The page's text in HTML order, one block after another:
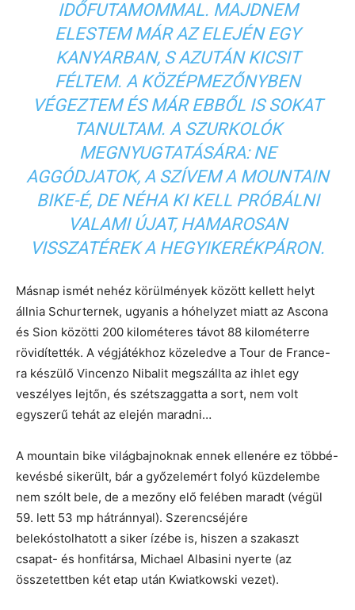
IDŐFUTAMOMMAL. MAJDNEM
ELESTEM MÁR AZ ELEJÉN EGY
KANYARBAN, S AZUTÁN KICSIT
FÉLTEM. A KÖZÉPMEZŐNYBEN
VÉGEZTEM ÉS MÁR EBBŐL IS SOKAT
TANULTAM. A SZURKOLÓK
MEGNYUGTATÁSÁRA: NE
AGGÓDJATOK, A SZÍVEM A MOUNTAIN
BIKE-É, DE NÉHA KI KELL PRÓBÁLNI
VALAMI ÚJAT, HAMAROSAN
VISSZATÉREK A HEGYIKERÉKPÁRON.
Másnap ismét nehéz körülmények között kellett helyt
állnia Schurternek, ugyanis a hóhelyzet miatt az Ascona
és Sion közötti 200 kilométeres távot 88 kilométerre
rövidítették. A végjátékhoz közeledve a Tour de France-
ra készülő Vincenzo Nibalit megszállta az ihlet egy
veszélyes lejtőn, és szétszaggatta a sort, nem volt
egyszerű tehát az elején maradni…
A mountain bike világbajnoknak ennek ellenére ez többé-
kevésbé sikerült, bár a győzelemért folyó küzdelembe
nem szólt bele, de a mezőny elő felében maradt (végül
59. lett 53 mp hátránnyal). Szerencséjére
belekóstolhatott a siker ízébe is, hiszen a szakaszt
csapat- és honfitársa, Michael Albasini nyerte (az
összetettben két etap után Kwiatkowski vezet).